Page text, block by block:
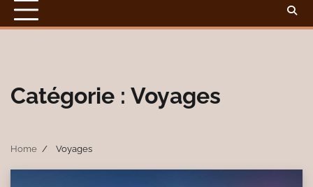
Catégorie : Voyages
Home Voyages